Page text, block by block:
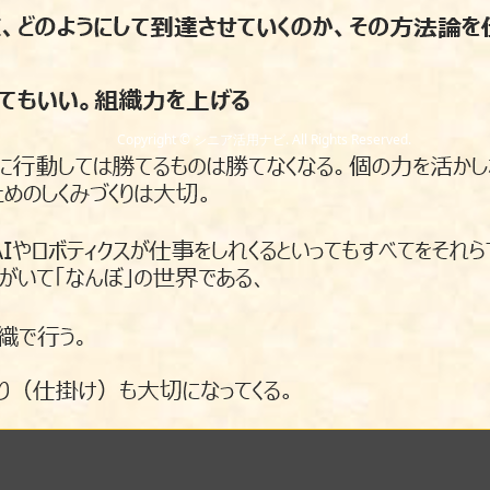
Copyright © シニア活用ナビ. All Rights Reserved.